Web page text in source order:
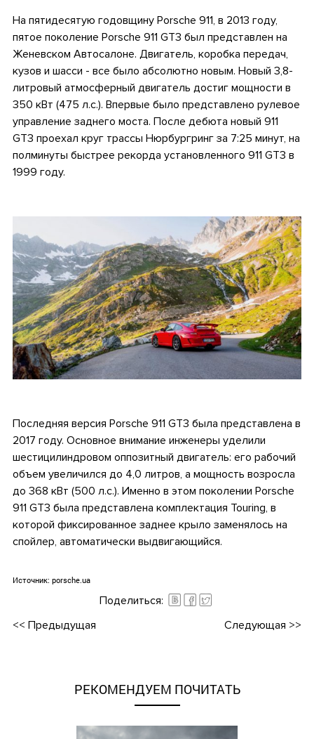
На пятидесятую годовщину Porsche 911, в 2013 году,
пятое поколение Porsche 911 GT3 был представлен на
Женевском Автосалоне. Двигатель, коробка передач,
кузов и шасси - все было абсолютно новым. Новый 3,8-
литровый атмосферный двигатель достиг мощности в
350 кВт (475 л.с.). Впервые было представлено рулевое
управление заднего моста. После дебюта новый 911
GT3 проехал круг трассы Нюрбургринг за 7:25 минут, на
полминуты быстрее рекорда установленного 911 GT3 в
1999 году.
Последняя версия Porsche 911 GT3 была представлена в
2017 году. Основное внимание инженеры уделили
шестицилиндровом оппозитный двигатель: его рабочий
объем увеличился до 4,0 литров, а мощность возросла
до 368 кВт (500 л.с.). Именно в этом поколении Porsche
911 GT3 была представлена комплектация Touring, в
которой фиксированное заднее крыло заменялось на
спойлер, автоматически выдвигающийся.
Источник: porsche.ua
Поделиться:
<< Предыдущая Следующая >>
РЕКОМЕНДУЕМ ПОЧИТАТЬ